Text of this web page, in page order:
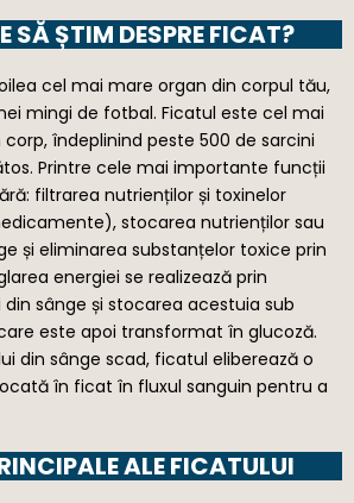
SĂ ȘTIM DESPRE FICAT?
cel mai mare organ din corpul tău,
mingi de fotbal. Ficatul este cel mai
îndeplinind peste 500 de sarcini
Printre cele mai importante funcții
filtrarea nutrienților și toxinelor
stocarea nutrienților sau
și eliminarea substanțelor toxice prin
energiei se realizează prin
sânge și stocarea acestuia sub
este apoi transformat în glucoză.
din sânge scad, ficatul eliberează o
în ficat în fluxul sanguin pentru a
ALE FICATULUI